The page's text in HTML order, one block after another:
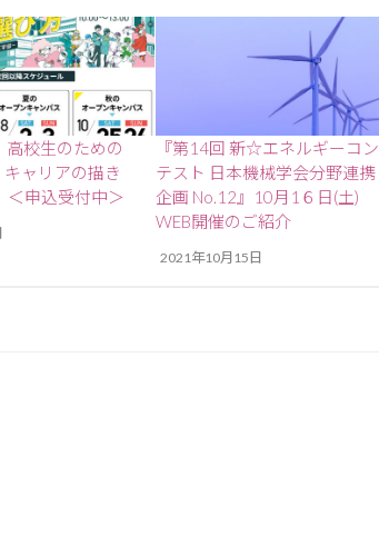
高校生のための
キャリアの描き
＜申込受付中＞
『第14回 新☆エネルギーコン
テスト 日本機械学会分野連携
企画 No.12』10月1６日(土)
WEB開催のご紹介
2021年10月15日